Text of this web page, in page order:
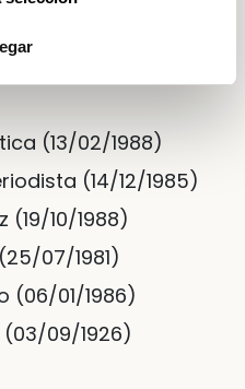
del nombre
(13/02/1988)
(14/12/1985)
(19/10/1988)
07/1981)
(06/01/1986)
(03/09/1926)